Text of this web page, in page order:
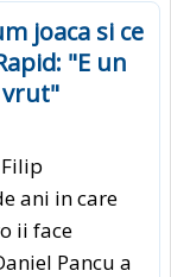
joaca si ce
"E un
vrut"
ani in care
ii face
Pancu a